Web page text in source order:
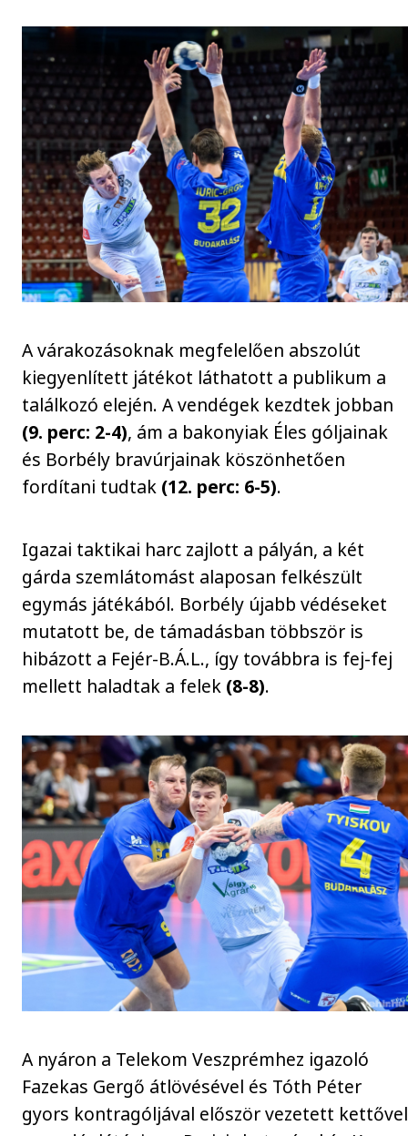
A várakozásoknak megfelelően abszolút
kiegyenlített játékot láthatott a publikum a
találkozó elején. A vendégek kezdtek jobban
(9. perc: 2-4), ám a bakonyiak Éles góljainak
és Borbély bravúrjainak köszönhetően
fordítani tudtak (12. perc: 6-5).
Igazai taktikai harc zajlott a pályán, a két
gárda szemlátomást alaposan felkészült
egymás játékából. Borbély újabb védéseket
mutatott be, de támadásban többször is
hibázott a Fejér-B.Á.L., így továbbra is fej-fej
mellett haladtak a felek (8-8).
A nyáron a Telekom Veszprémhez igazoló
Fazekas Gergő átlövésével és Tóth Péter
gyors kontragóljával először vezetett kettővel